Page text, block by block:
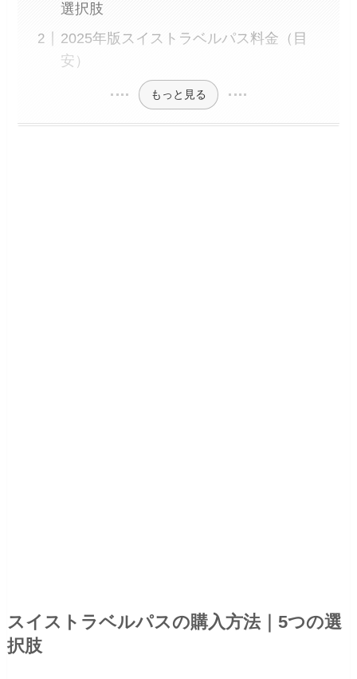
選択肢
2025年版スイストラベルパス料金（目
安）
もっと見る
スイストラベルパスの購入方法｜5つの選
択肢